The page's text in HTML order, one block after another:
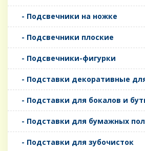
- Подсвечники на ножке
- Подсвечники плоские
- Подсвечники-фигурки
- Подставки декоративные
- Подставки для бокалов и
- Подставки для бумажных
- Подставки для зубочисток